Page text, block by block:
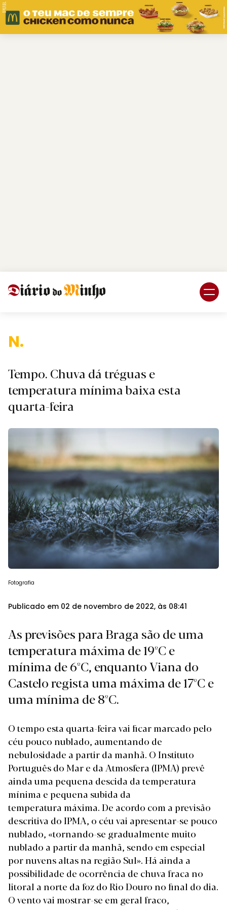
PUB.
Nacion
Tempo. Chuva dá tréguas e
temperatura mínima baixa esta
quarta-feira
Fotografia
Publicado em 02 de novembro de 2022, às 08:41
As previsões para Braga são de uma
temperatura máxima de 19ºC e
mínima de 6ºC, enquanto Viana do
Castelo regista uma máxima de 17ºC e
uma mínima de 8ºC.
O tempo esta quarta-feira vai ficar marcado pelo
céu pouco nublado, aumentando de
nebulosidade a partir da manhã. O Instituto
Português do Mar e da Atmosfera (IPMA) prevê
ainda uma pequena descida da temperatura
mínima e pequena subida da
temperatura máxima. De acordo com a previsão
descritiva do IPMA, o céu vai apresentar-se pouco
nublado, «tornando-se gradualmente muito
nublado a partir da manhã, sendo em especial
por nuvens altas na região Sul». Há ainda a
possibilidade de ocorrência de chuva fraca no
litoral a norte da foz do Rio Douro no final do dia.
O vento vai mostrar-se em geral fraco,